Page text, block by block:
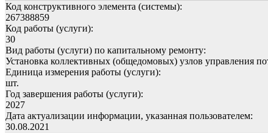
Код конструктивного элемента (системы):
267388859
Код работы (услуги):
30
Вид работы (услуги) по капитальному ремонту:
Установка коллективных (общедомовых) узлов управления
Единица измерения работы (услуги):
шт.
Год завершения работы (услуги):
2027
Дата актуализации информации, указанная пользователем:
30.08.2021